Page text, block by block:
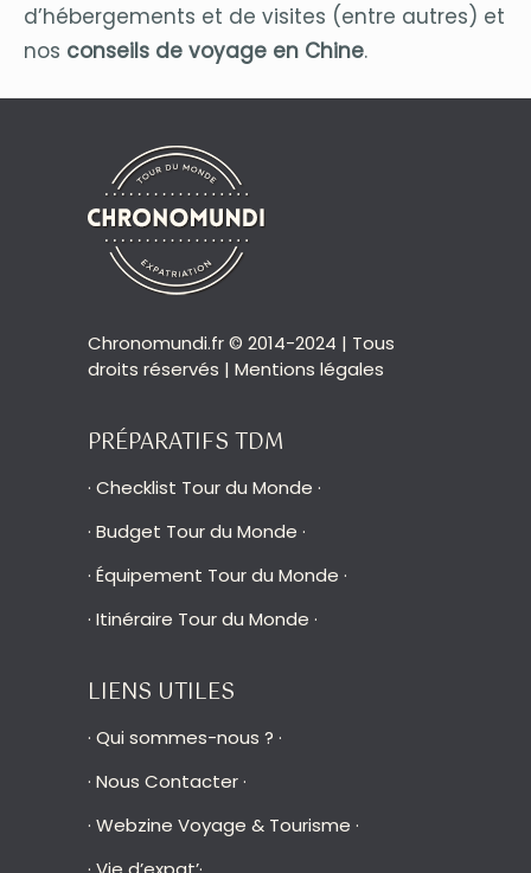
d’hébergements et de visites (entre autres) et
nos conseils de voyage en Chine.
Chronomundi.fr © 2014-2024 | Tous
droits réservés | Mentions légales
PRÉPARATIFS TDM
· Checklist Tour du Monde ·
· Budget Tour du Monde ·
· Équipement Tour du Monde ·
· Itinéraire Tour du Monde ·
LIENS UTILES
· Qui sommes-nous ? ·
· Nous Contacter·
· Webzine Voyage & Tourisme ·